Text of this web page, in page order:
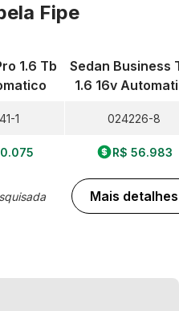
Fipe
1.6 Tb
1
Sedan Business
1.6 16v
024226-8
R$ 56.983
Mais detalhes